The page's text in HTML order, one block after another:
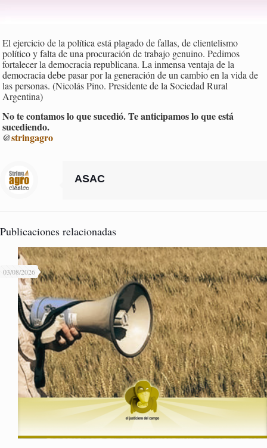
El ejercicio de la política está plagado de fallas, de clientelismo
político y falta de una procuración de trabajo genuino. Pedimos
fortalecer la democracia republicana. La inmensa ventaja de la
democracia debe pasar por la generación de un cambio en la vida de
las personas. (Nicolás Pino. Presidente de la Sociedad Rural
Argentina)
No te contamos lo que sucedió. Te anticipamos lo que está
sucediendo.
@stringagro
ASAC
Publicaciones relacionadas
03/08/2026